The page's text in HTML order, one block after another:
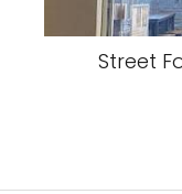
Street